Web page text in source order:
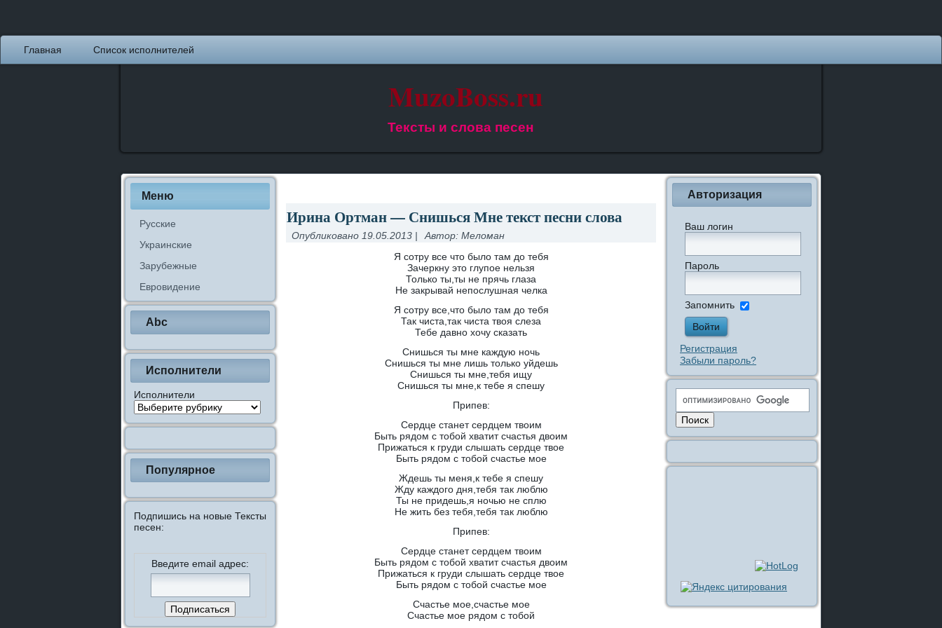
Главная Список исполнителей
MuzoBoss.ru
Тексты и слова песен
Меню
Русские
Украинские
Зарубежные
Евровидение
Abc
Исполнители
Исполнители
Популярное
Подпишись на новые Тексты
песен:
Введите email адрес:
Ирина Ортман — Снишься Мне текст песни слова
Опубликовано 19.05.2013 | Автор: Меломан
Я сотру все что было там до тебя
Зачеркну это глупое нельзя
Только ты,ты не прячь глаза
Не закрывай непослушная челка
Я сотру все,что было там до тебя
Так чиста,так чиста твоя слеза
Тебе давно хочу сказать
Снишься ты мне каждую ночь
Снишься ты мне лишь только уйдешь
Снишься ты мне,тебя ищу
Снишься ты мне,к тебе я спешу
Припев:
Сердце станет сердцем твоим
Быть рядом с тобой хватит счастья двоим
Прижаться к груди слышать сердце твое
Быть рядом с тобой счастье мое
Ждешь ты меня,к тебе я спешу
Жду каждого дня,тебя так люблю
Ты не придешь,я ночью не сплю
Не жить без тебя,тебя так люблю
Припев:
Сердце станет сердцем твоим
Быть рядом с тобой хватит счастья двоим
Прижаться к груди слышать сердце твое
Быть рядом с тобой счастье мое
Счастье мое,счастье мое
Счастье мое рядом с тобой
Авторизация
Ваш логин
Пароль
Запомнить
Регистрация
Забыли пароль?